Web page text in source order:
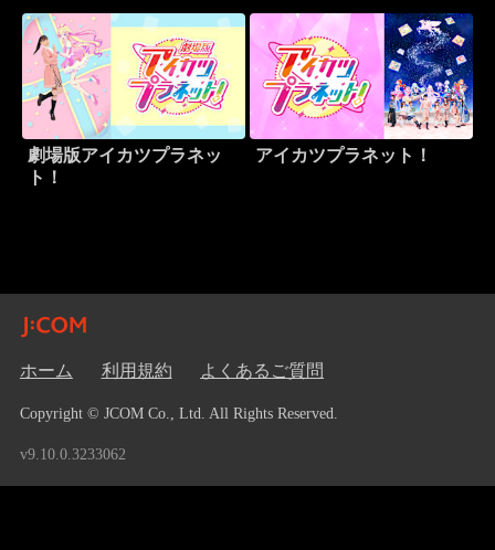
劇場版アイカツプラネッ
ト！
アイカツプラネット！
ホーム 利用規約 よくあるご質問
Copyright © JCOM Co., Ltd. All Rights Reserved.
v9.10.0.3233062